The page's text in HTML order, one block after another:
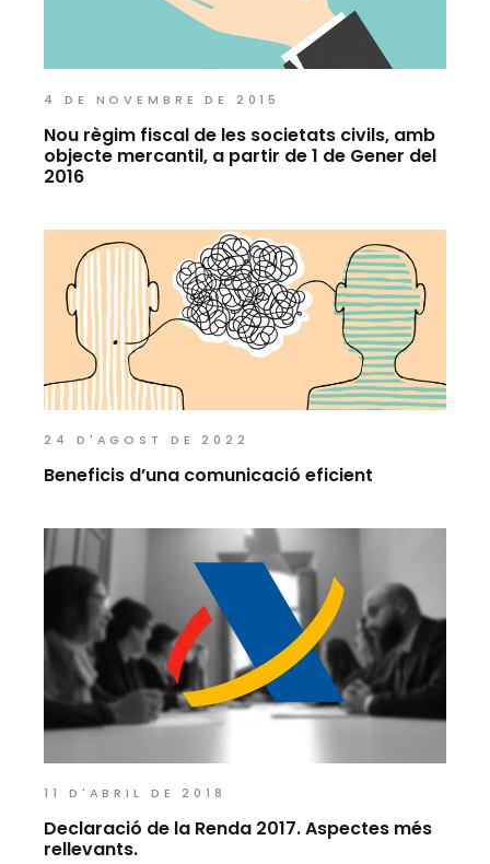
4 DE NOVEMBRE DE 2015
Nou règim fiscal de les societats civils, amb
objecte mercantil, a partir de 1 de Gener del
2016
24 D'AGOST DE 2022
Beneficis d’una comunicació eficient
11 D'ABRIL DE 2018
Declaració de la Renda 2017. Aspectes més
rellevants.